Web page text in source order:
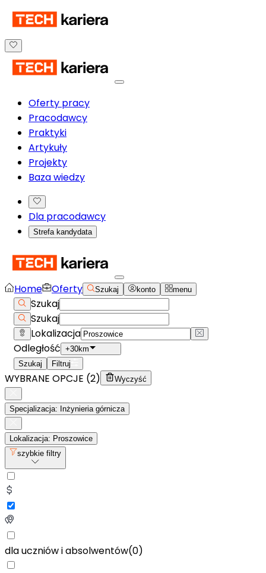
Oferty pracy
Pracodawcy
Praktyki
Artykuły
Projekty
Baza wiedzy
Dla pracodawcy
Strefa kandydata
Home Oferty Szukaj konto menu
Szukaj
Szukaj
Lokalizacja
Odległość +30km
Szukaj
Filtruj
WYBRANE OPCJE (2) Wyczyść
Specjalizacja: Inżynieria górnicza
Lokalizacja: Proszowice
szybkie filtry
dla uczniów i absolwentów(0)